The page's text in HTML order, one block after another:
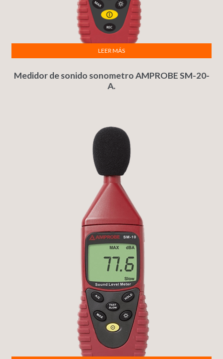
Medidor de sonido sonometro AMPROBE SM-20-
A.
LEER MÁS